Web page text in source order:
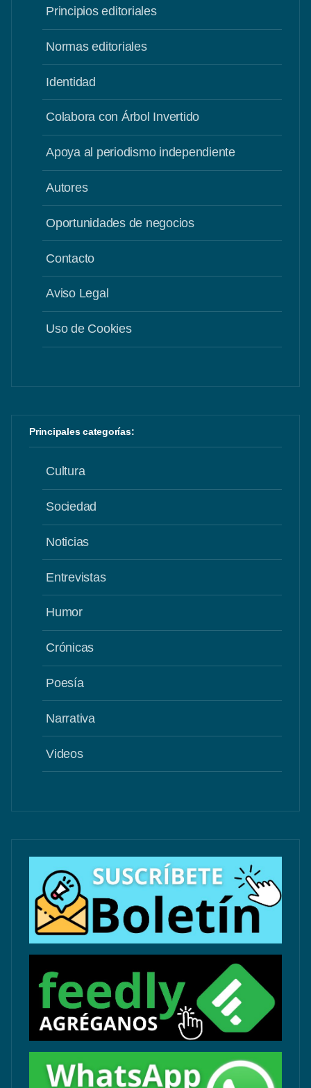
Principios editoriales
Normas editoriales
Identidad
Colabora con Árbol Invertido
Apoya al periodismo independiente
Autores
Oportunidades de negocios
Contacto
Aviso Legal
Uso de Cookies
Principales categorías:
Cultura
Sociedad
Noticias
Entrevistas
Humor
Crónicas
Poesía
Narrativa
Videos